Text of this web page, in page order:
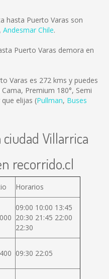
hasta Puerto Varas son
, Andesmar Chile.
Puerto Varas demora en
Varas es 272 kms y puedes
Premium 180°, Semi
elijas (Pullman, Buses
Villarrica
recorrido.cl
Horarios
09:00 10:00 13:45
20:30 21:45 22:00
22:30
09:30 22:05